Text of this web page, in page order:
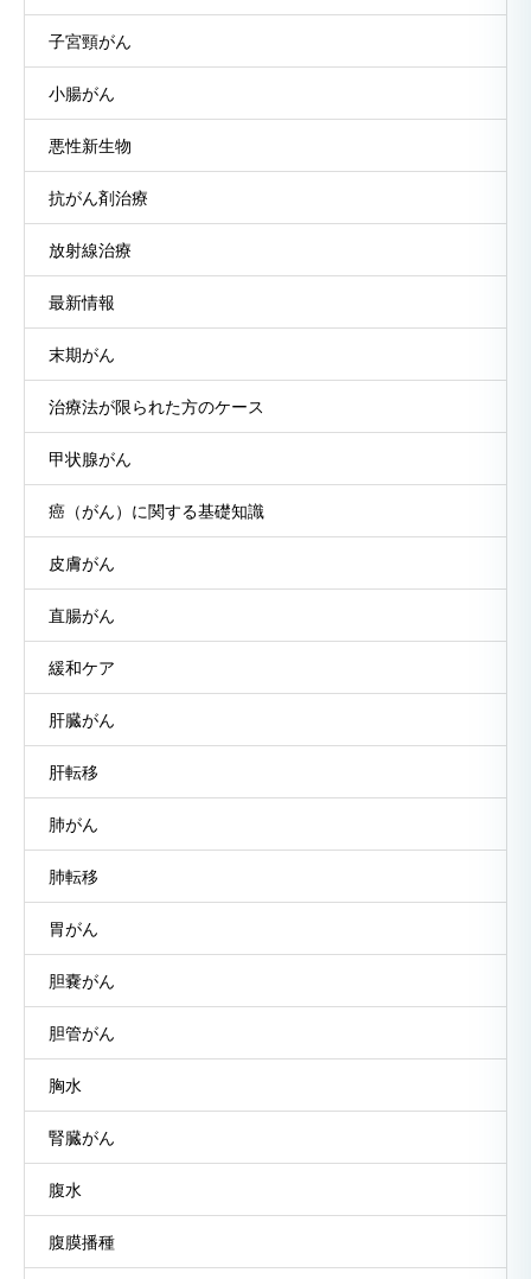
子宮頸がん
小腸がん
悪性新生物
抗がん剤治療
放射線治療
最新情報
末期がん
治療法が限られた方のケース
甲状腺がん
癌（がん）に関する基礎知識
皮膚がん
直腸がん
緩和ケア
肝臓がん
肝転移
肺がん
肺転移
胃がん
胆嚢がん
胆管がん
胸水
腎臓がん
腹水
腹膜播種